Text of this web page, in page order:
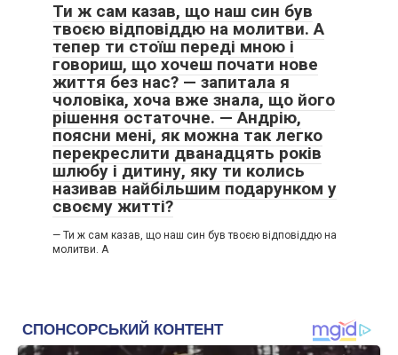
Ти ж сам казав, що наш син був
твоєю відповіддю на молитви. А
тепер ти стоїш переді мною і
говориш, що хочеш почати нове
життя без нас? — запитала я
чоловіка, хоча вже знала, що його
рішення остаточне. — Андрію,
поясни мені, як можна так легко
перекреслити дванадцять років
шлюбу і дитину, яку ти колись
називав найбільшим подарунком у
своєму житті?
— Ти ж сам казав, що наш син був твоєю відповіддю на
молитви. А